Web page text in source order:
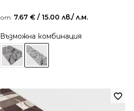
от: 7.67 € / 15.00 лв./ л.м.
Възможна комбинация